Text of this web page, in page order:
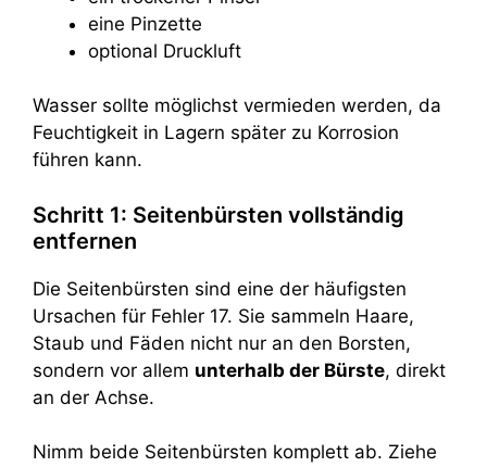
eine Pinzette
optional Druckluft
Wasser sollte möglichst vermieden werden, da
Feuchtigkeit in Lagern später zu Korrosion
führen kann.
Schritt 1: Seitenbürsten vollständig
entfernen
Die Seitenbürsten sind eine der häufigsten
Ursachen für Fehler 17. Sie sammeln Haare,
Staub und Fäden nicht nur an den Borsten,
sondern vor allem unterhalb der Bürste, direkt
an der Achse.
Nimm beide Seitenbürsten komplett ab. Ziehe